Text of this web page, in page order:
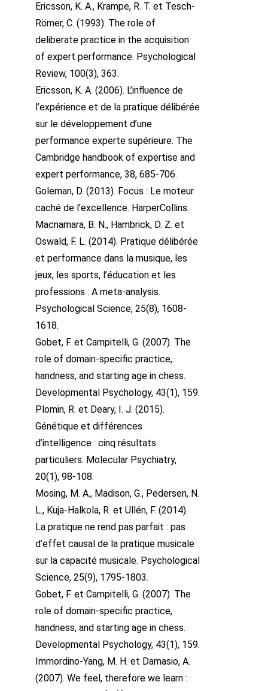
Ericsson, K. A., Krampe, R. T. et Tesch-
Römer, C. (1993). The role of
deliberate practice in the acquisition
of expert performance. Psychological
Review, 100(3), 363.
Ericsson, K. A. (2006). L’influence de
l’expérience et de la pratique délibérée
sur le développement d’une
performance experte supérieure. The
Cambridge handbook of expertise and
expert performance, 38, 685-706.
Goleman, D. (2013). Focus : Le moteur
caché de l’excellence. HarperCollins.
Macnamara, B. N., Hambrick, D. Z. et
Oswald, F. L. (2014). Pratique délibérée
et performance dans la musique, les
jeux, les sports, l’éducation et les
professions : A meta-analysis.
Psychological Science, 25(8), 1608-
1618.
Gobet, F. et Campitelli, G. (2007). The
role of domain-specific practice,
handness, and starting age in chess.
Developmental Psychology, 43(1), 159.
Plomin, R. et Deary, I. J. (2015).
Génétique et différences
d’intelligence : cinq résultats
particuliers. Molecular Psychiatry,
20(1), 98-108.
Mosing, M. A., Madison, G., Pedersen, N.
L., Kuja-Halkola, R. et Ullén, F. (2014).
La pratique ne rend pas parfait : pas
d’effet causal de la pratique musicale
sur la capacité musicale. Psychological
Science, 25(9), 1795-1803.
Gobet, F. et Campitelli, G. (2007). The
role of domain-specific practice,
handness, and starting age in chess.
Developmental Psychology, 43(1), 159.
Immordino-Yang, M. H. et Damasio, A.
(2007). We feel, therefore we learn :